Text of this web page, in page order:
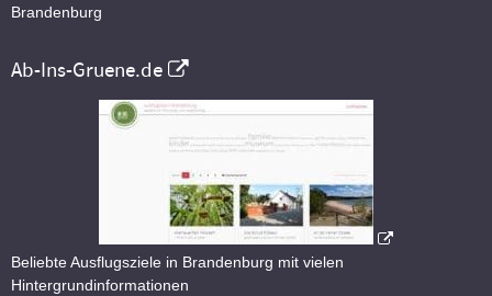
Brandenburg
Ab-Ins-Gruene.de
Beliebte Ausflugsziele in Brandenburg mit vielen
Hintergrundinformationen